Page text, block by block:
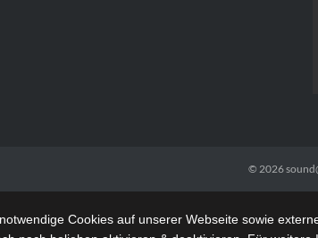
© 2026
Cookies auf unserer Webseite sowie